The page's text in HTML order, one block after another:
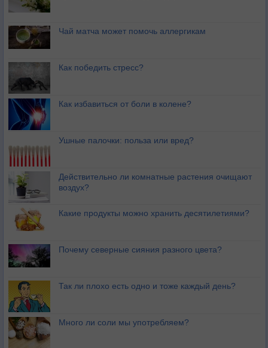
Чай матча может помочь аллергикам
Как победить стресс?
Как избавиться от боли в колене?
Ушные палочки: польза или вред?
Действительно ли комнатные растения очищают
воздух?
Какие продукты можно хранить десятилетиями?
Почему северные сияния разного цвета?
Так ли плохо есть одно и тоже каждый день?
Много ли соли мы употребляем?